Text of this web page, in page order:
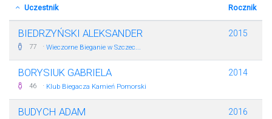
Uczestnik Rocznik
BIEDRZYŃSKI ALEKSANDER
77 · Wieczorne Bieganie w Szczec...
2015
BORYSIUK GABRIELA
46 · Klub Biegacza Kamień Pomorski
2014
BUDYCH ADAM 2016